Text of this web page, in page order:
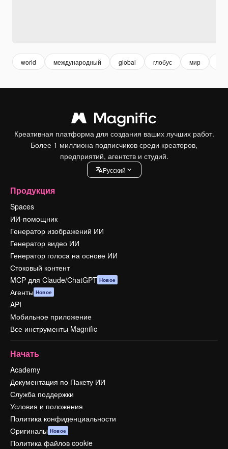
world международный global глобус мир
Креативная платформа для создания ваших лучших работ.
Более 1 миллиона подписчиков среди креаторов,
предприятий, агентств и студий.
Pусский
Продукция
Spaces
ИИ-помощник
Генератор изображений ИИ
Генератор видео ИИ
Генератор голоса на основе ИИ
Стоковый контент
MCP для Claude/ChatGPT Новое
Агенты Новое
API
Мобильное приложение
Все инструменты Magnific
Начать
Academy
Документация по Пакету ИИ
Служба поддержки
Условия и положения
Политика конфиденциальности
Оригиналы Новое
Политика файлов cookie